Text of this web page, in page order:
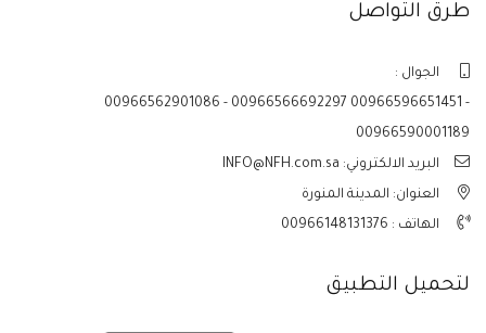
طرق التواصل
الجوال :
00966562901086 - 00966566692297 00966596651451 -
00966590001189
البريد الالكتروني: INFO@NFH.com.sa
العنوان: المدينة المنورة
الهاتف : 00966148131376
لتحميل التطبيق